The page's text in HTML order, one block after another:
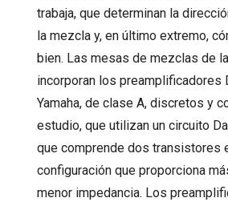
trabaja, que determinan la
la mezcla y, en último extremo,
bien. Las mesas de mezclas de
incorporan los preamplificadores
Yamaha, de clase A, discretos y
estudio, que utilizan un circuito
que comprende dos transistores
configuración que proporciona
menor impedancia. Los